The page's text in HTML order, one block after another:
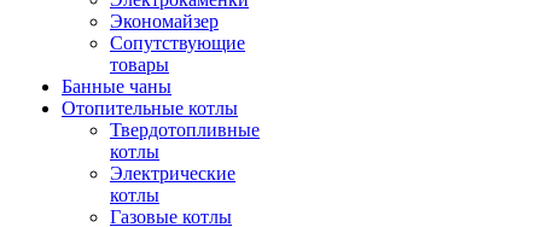
Экономайзер
Сопутствующие
товары
Банные чаны
Отопительные котлы
Твердотопливные
котлы
Электрические
котлы
Газовые котлы